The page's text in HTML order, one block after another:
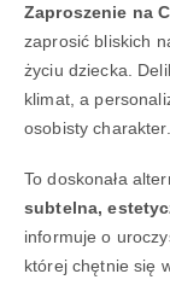
Zaproszenie na
zaprosić bliskich
życiu dziecka.
klimat, a
osobisty charakter.
To doskonała
subtelna,
informuje o
której chętnie się